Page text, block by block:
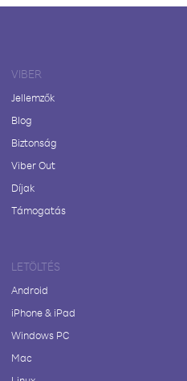
VIBER
Jellemzők
Blog
Biztonság
Viber Out
Díjak
Támogatás
LETÖLTÉS
Android
iPhone & iPad
Windows PC
Mac